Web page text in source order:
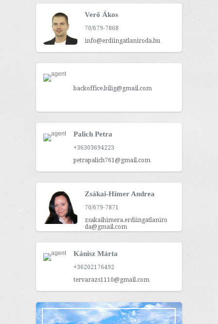
Verő Ákos
70/679-7868
info@erdiingatlaniroda.hu
backoffice.bilig@gmail.com
Palich Petra
+36303694223
petrapalich761@gmail.com
Zsákai-Hímer Andrea
70/679-7871
zsakaihimera.erdiingatlaniro
da@gmail.com
Kánisz Márta
+36202176492
tervarazs1110@gmail.com